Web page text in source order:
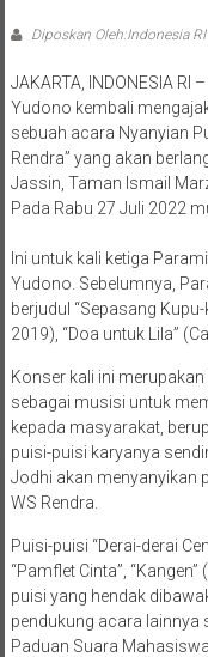
Diposkan Oleh:Indonesia RI
JAKARTA, INDONESIA RI
Yudono kembali
sebuah acara Nyanyian
Rendra” yang akan
Jassin, Taman Ismail
Pada Rabu 27 Juli 2022
Ini untuk kali ketiga
Yudono. Sebelumnya,
berjudul “Sepasang
2019), “Doa untuk Lila”
Konser kali ini
sebagai musisi untuk
kepada masyarakat,
puisi-puisi karyanya
Jodhi akan menyanyikan
WS Rendra.
Puisi-puisi “Derai-derai
“Pamflet Cinta”,
puisi yang hendak
pendukung acara lainnya
Paduan Suara